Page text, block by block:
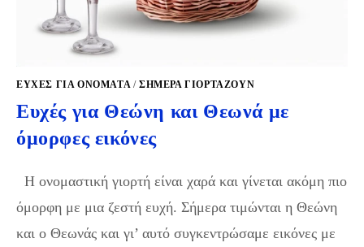
ΕΥΧΈΣ ΓΙΑ ΟΝΌΜΑΤΑ/ΣΉΜΕΡΑ ΓΙΟΡΤΆΖΟΥΝ
Ευχές για Θεώνη και Θεωνά με
όμορφες εικόνες
Η ονομαστική γιορτή είναι χαρά και γίνεται ακόμη πιο
όμορφη με μια ζεστή ευχή. Σήμερα τιμώνται η Θεώνη
και ο Θεωνάς και γι’ αυτό συγκεντρώσαμε εικόνες με